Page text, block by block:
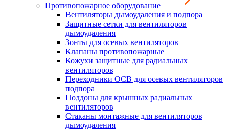
Противопожарное оборудование
Вентиляторы дымоудаления и подпора
Защитные сетки для вентиляторов
дымоудаления
Зонты для осевых вентиляторов
Клапаны противопожарные
Кожухи защитные для радиальных
вентиляторов
Переходники ОСВ для осевых вентиляторов
подпора
Поддоны для крышных радиальных
вентиляторов
Стаканы монтажные для вентиляторов
дымоудаления